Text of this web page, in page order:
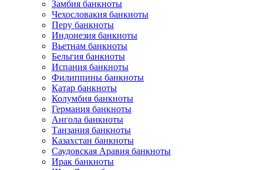
Замбия банкноты
Чехословакия банкноты
Перу банкноты
Индонезия банкноты
Вьетнам банкноты
Бельгия банкноты
Испания банкноты
Филиппины банкноты
Катар банкноты
Колумбия банкноты
Германия банкноты
Ангола банкноты
Танзания банкноты
Казахстан банкноты
Саудовская Аравия банкноты
Ирак банкноты